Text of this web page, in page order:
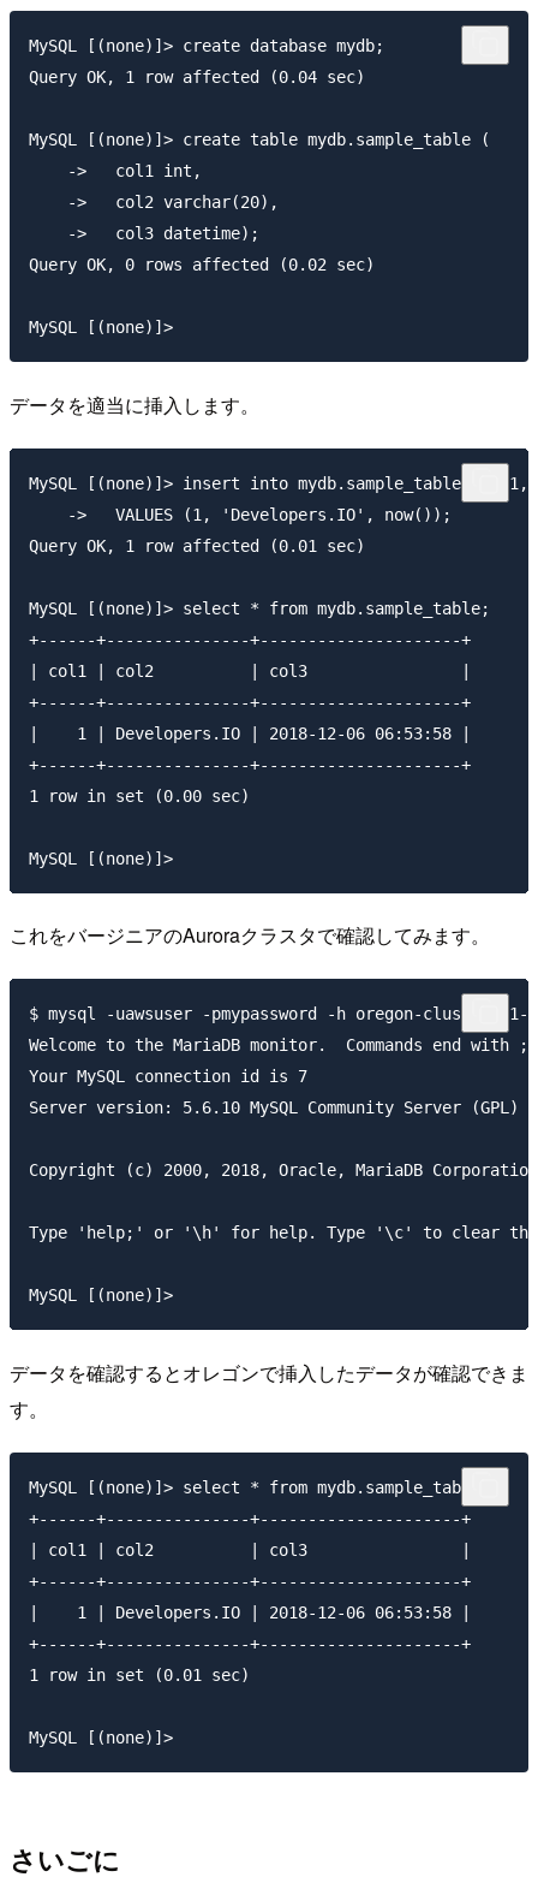
MySQL [(none)]> create database mydb;
Query OK, 1 row affected (0.04 sec)
MySQL [(none)]> create table mydb.sample_table (
    ->   col1 int,
    ->   col2 varchar(20),
    ->   col3 datetime);
Query OK, 0 rows affected (0.02 sec)
MySQL [(none)]>
データを適当に挿入します。
MySQL [(none)]> insert into mydb.sample_table
    ->   VALUES (1, 'Developers.IO', now());
Query OK, 1 row affected (0.01 sec)
MySQL [(none)]> select * from mydb.sample_table;
+------+---------------+---------------------+
| col1 | col2          | col3                |
+------+---------------+---------------------+
|    1 | Developers.IO | 2018-12-06 06:53:58 |
+------+---------------+---------------------+
1 row in set (0.00 sec)
これをバージニアのAuroraクラスタで確認してみます。
$ mysql -uawsuser -pmypassword -h oregon-cluster-
Welcome to the MariaDB monitor.  Commands end with
Your MySQL connection id is 7
Server version: 5.6.10 MySQL Community Server (GPL)
Copyright (c) 2000, 2018, Oracle, MariaDB
Type 'help;' or '\h' for help. Type '\c' to clear the
データを確認するとオレゴンで挿入したデータが確認できま
す。
MySQL [(none)]> select * from mydb.sample_table;
+------+---------------+---------------------+
| col1 | col2          | col3                |
+------+---------------+---------------------+
|    1 | Developers.IO | 2018-12-06 06:53:58 |
+------+---------------+---------------------+
1 row in set (0.01 sec)
さいごに